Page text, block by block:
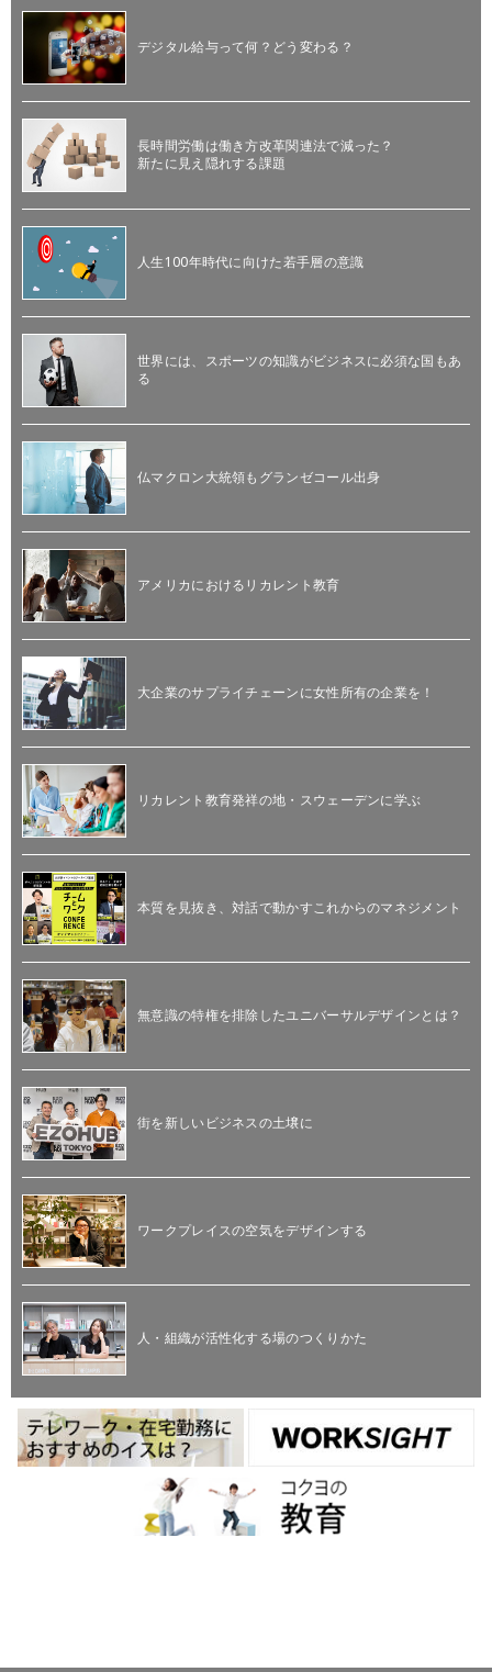
デジタル給与って何？どう変わる？
長時間労働は働き方改革関連法で減った？
新たに見え隠れする課題
人生100年時代に向けた若手層の意識
世界には、スポーツの知識がビジネスに必須な国もあ
る
仏マクロン大統領もグランゼコール出身
アメリカにおけるリカレント教育
大企業のサプライチェーンに女性所有の企業を！
リカレント教育発祥の地・スウェーデンに学ぶ
本質を見抜き、対話で動かすこれからのマネジメント
無意識の特権を排除したユニバーサルデザインとは？
街を新しいビジネスの土壌に
ワークプレイスの空気をデザインする
人・組織が活性化する場のつくりかた